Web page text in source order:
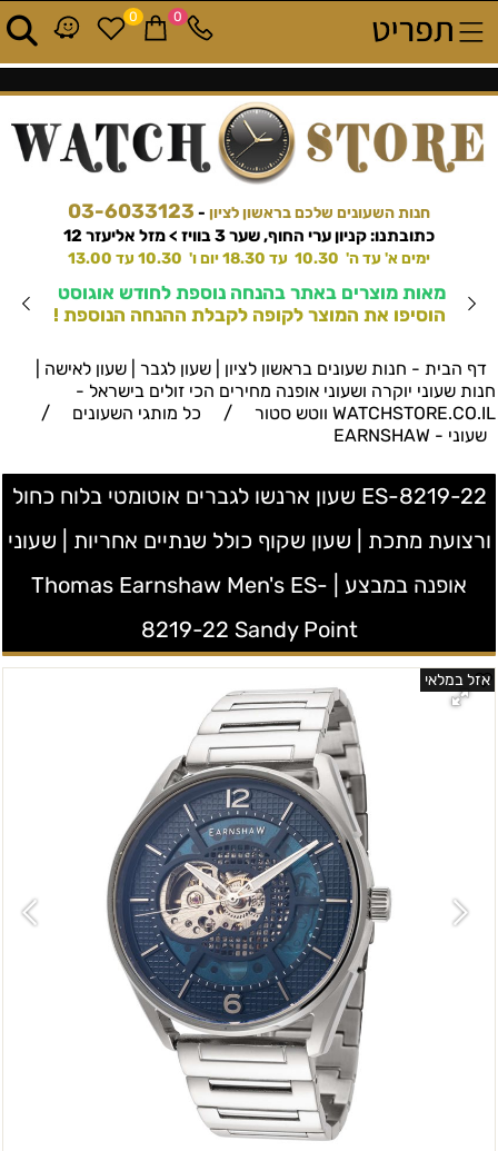
חנות השעונים שלכם בראשון לציון -
03-6033123
כתובתנו: קניון ערי החוף, שער 3 בוויז > מזל אליעזר 12
ימים א' עד ה' 10.30 עד 18.30 יום ו' 10.30 עד 13.00
מאות מוצרים באתר בהנחה נוספת לחודש אוגוסט
הוסיפו את המוצר לקופה לקבלת ההנחה הנוספת !
0 0
דף הבית - חנות שעונים בראשון לציון | שעון לגבר | שעון לאישה |
חנות שעוני יוקרה ושעוני אופנה מחירים הכי זולים בישראל -
WATCHSTORE.CO.IL ווטש סטור
/ כל מותגי השעונים /
שעוני - EARNSHAW
ES-8219-22 שעון ארנשו לגברים אוטומטי בלוח כחול
ורצועת מתכת | שעון שקוף כולל שנתיים אחריות | שעוני
אופנה במבצע | Thomas Earnshaw Men's ES-
8219-22 Sandy Point
אזל במלאי